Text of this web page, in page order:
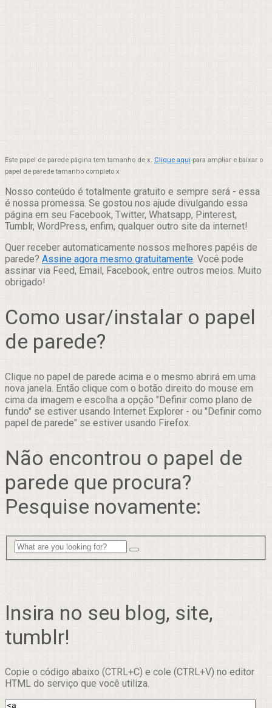
Este papel de parede página tem tamanho de x. Clique aqui para ampliar e baixar o
papel de parede tamanho completo x
Nosso conteúdo é totalmente gratuito e sempre será - essa
é nossa promessa. Se gostou nos ajude divulgando essa
página em seu Facebook, Twitter, Whatsapp, Pinterest,
Tumblr, WordPress, enfim, qualquer outro site da internet!
Quer receber automaticamente nossos melhores papéis de
parede? Assine agora mesmo gratuitamente. Você pode
assinar via Feed, Email, Facebook, entre outros meios. Muito
obrigado!
Como usar/instalar o papel
de parede?
Clique no papel de parede acima e o mesmo abrirá em uma
nova janela. Então clique com o botão direito do mouse em
cima da imagem e escolha a opção "Definir como plano de
fundo" se estiver usando Internet Explorer - ou "Definir como
papel de parede" se estiver usando Firefox.
Não encontrou o papel de
parede que procura?
Pesquise novamente:
Insira no seu blog, site,
tumblr!
Copie o código abaixo (CTRL+C) e cole (CTRL+V) no editor
HTML do serviço que você utiliza.